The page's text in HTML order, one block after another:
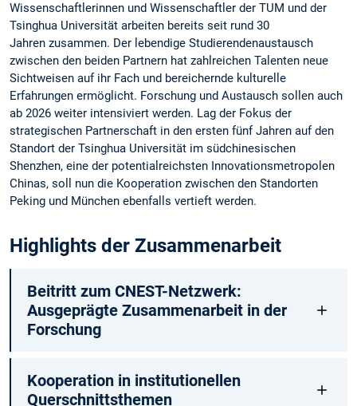
Wissenschaftlerinnen und Wissenschaftler der TUM und der
Tsinghua Universität arbeiten bereits seit rund 30
Jahren zusammen. Der lebendige Studierendenaustausch
zwischen den beiden Partnern hat zahlreichen Talenten neue
Sichtweisen auf ihr Fach und bereichernde kulturelle
Erfahrungen ermöglicht. Forschung und Austausch sollen auch
ab 2026 weiter intensiviert werden. Lag der Fokus der
strategischen Partnerschaft in den ersten fünf Jahren auf den
Standort der Tsinghua Universität im südchinesischen
Shenzhen, eine der potentialreichsten Innovationsmetropolen
Chinas, soll nun die Kooperation zwischen den Standorten
Peking und München ebenfalls vertieft werden.
Highlights der Zusammenarbeit
Beitritt zum CNEST-Netzwerk:
Ausgeprägte Zusammenarbeit in der
Forschung
Kooperation in institutionellen
Querschnittsthemen